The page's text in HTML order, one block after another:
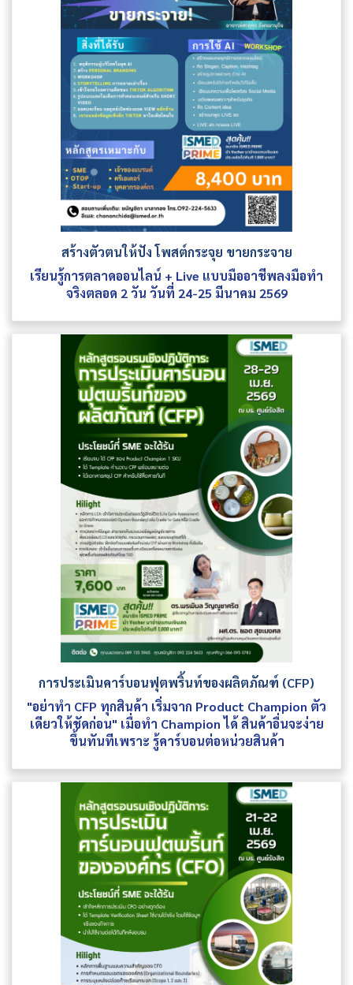
สร้างตัวตนให้ปัง โพสต์กระจุย ขายกระจาย
เรียนรู้การตลาดออนไลน์ + Live แบบมืออาชีพลงมือทำ
จริงตลอด 2 วัน วันที่ 24-25 มีนาคม 2569
การประเมินคาร์บอนฟุตพริ้นท์ของผลิตภัณฑ์ (CFP)
"อย่าทำ CFP ทุกสินค้า เริ่มจาก Product Champion ตัว
เดียวให้ชัดก่อน" เมื่อทำ Champion ได้ สินค้าอื่นจะง่าย
ขึ้นทันทีเพราะ รู้คาร์บอนต่อหน่วยสินค้า